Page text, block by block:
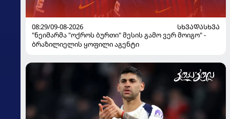
08:29/09-08-2026
ᲡᲮᲕᲐᲓᲐᲡᲮᲕᲐ
"ნეიმარმა "ოქროს ბურთი" მესის გამო ვერ მოიგო" -
ბრაზილიელის ყოფილი აგენტი